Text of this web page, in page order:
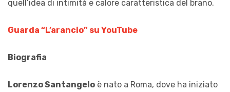
quell’idea di intimità e calore caratteristica del brano.
Guarda “L’arancio” su YouTube
Biografia
Lorenzo Santangelo è nato a Roma, dove ha iniziato